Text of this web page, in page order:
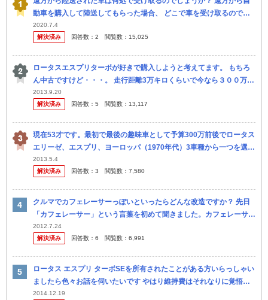
動車を購入して陸送してもらった場合、 どこで車を受け取るのでし
ょうか？
2020.7.4
解決済み
回答数： 2 閲覧数： 15,025
ロータスエスプリターボが好きで購入しようと考えてます。 もちろ
ん中古ですけど・・・。 走行距離3万キロくらいで今なら３００万以
下でも購入できるらしいので、なんとか手に入れたいと考えていま
す。 そ...
2013.9.20
解決済み
回答数： 5 閲覧数： 13,117
現在53才です。最初で最後の趣味車として予算300万前後でロータス
エリーゼ、エスプリ、ヨーロッパ（1970年代）3車種から一つを選択
する場合、メンテと修理に一番お金がかからず維持出来そうな車は
ど...
2013.5.4
解決済み
回答数： 3 閲覧数： 7,580
クルマでカフェレーサーっぽいといったらどんな改造ですか？ 先日
「カフェレーサー」という言葉を初めて聞きました。カフェレーサー
とは昔流行ったバイクの改造手法のひとつのようですが、これをクル
マに当て...
2012.7.24
解決済み
回答数： 6 閲覧数： 6,991
ロータス エスプリ ターボSEを所有されたことがある方いらっしゃい
ましたら色々お話を伺いたいです やはり維持費はそれなりに覚悟し
なければいけませんよね？
2014.12.19